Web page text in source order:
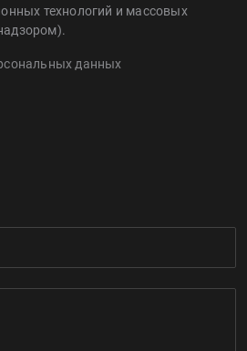
технологий и массовых
данных